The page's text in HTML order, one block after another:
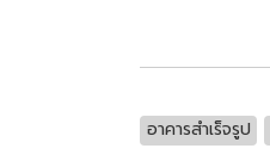
อาคารสำเร็จรูป